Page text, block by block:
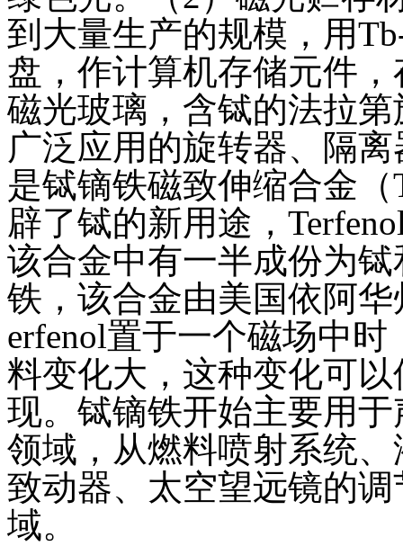
到大量生产的规模，用
盘，作计算机存储元件
磁光玻璃，含铽的法拉
广泛应用的旋转器、隔
是铽镝铁磁致伸缩合金
辟了铽的新用途，
该合金中有一半成份为
铁，该合金由美国依阿
erfenol置于一个磁场中
料变化大，这种变化可
现。铽镝铁开始主要用
领域，从燃料喷射系统
致动器、太空望远镜的
域。